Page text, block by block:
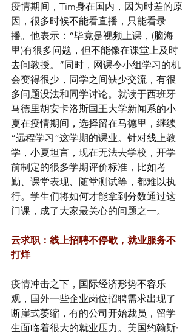
疫情期间，Tim身在国内，因为时差的原
因，很多时候不能看直播，只能看录
播。他表示：“毕竟是视频上课，(脑海
里)有很多问题，但不能像在课堂上及时
去问教授。”同时，网课令小组学习的机
会变得很少，同学之间缺少交流，有很
多问题没法和同学讨论。就读于西班牙
马德里胡安卡洛斯国王大学新闻系的小
夏在疫情期间，选择留在马德里，继续
“远程学习”这学期的课业。针对线上教
学，小夏坦言，现在无法去学校，开学
前制定的很多学期评价标准，比如考
勤、课堂表现、随堂测试等，都难以执
行。学生们将如何才能拿到分数通过这
门课，成了大家最关心的问题之一。
云求职：线上招聘不停歇，就业服务不
打烊
疫情冲击之下，国际经济形势不容乐
观，国外一些企业岗位招聘需求出现了
断崖式萎缩，有的公司开始裁员，留学
生面临着很大的就业压力。美国约翰斯·